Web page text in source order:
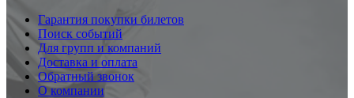
Гарантия покупки билетов
Поиск событий
Для групп и компаний
Доставка и оплата
Обратный звонок
О компании